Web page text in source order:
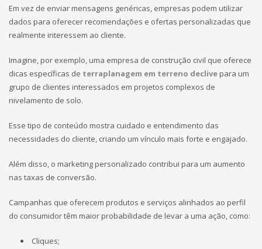
Em vez de enviar mensagens genéricas, empresas podem utilizar
dados para oferecer recomendações e ofertas personalizadas que
realmente interessem ao cliente.
Imagine, por exemplo, uma empresa de construção civil que oferece
dicas específicas de terraplanagem em terreno declivepara um
grupo de clientes interessados em projetos complexos de
nivelamento de solo.
Esse tipo de conteúdo mostra cuidado e entendimento das
necessidades do cliente, criando um vínculo mais forte e engajado.
Além disso, o marketing personalizado contribui para um aumento
nas taxas de conversão.
Campanhas que oferecem produtos e serviços alinhados ao perfil
do consumidor têm maior probabilidade de levar a uma ação, como:
Cliques;